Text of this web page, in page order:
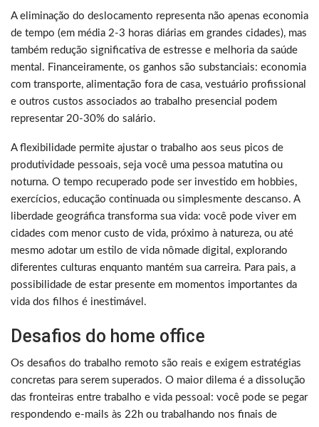
A eliminação do deslocamento representa não apenas economia
de tempo (em média 2-3 horas diárias em grandes cidades), mas
também redução significativa de estresse e melhoria da saúde
mental. Financeiramente, os ganhos são substanciais: economia
com transporte, alimentação fora de casa, vestuário profissional
e outros custos associados ao trabalho presencial podem
representar 20-30% do salário.
A flexibilidade permite ajustar o trabalho aos seus picos de
produtividade pessoais, seja você uma pessoa matutina ou
noturna. O tempo recuperado pode ser investido em hobbies,
exercícios, educação continuada ou simplesmente descanso. A
liberdade geográfica transforma sua vida: você pode viver em
cidades com menor custo de vida, próximo à natureza, ou até
mesmo adotar um estilo de vida nômade digital, explorando
diferentes culturas enquanto mantém sua carreira. Para pais, a
possibilidade de estar presente em momentos importantes da
vida dos filhos é inestimável.
Desafios do home office
Os desafios do trabalho remoto são reais e exigem estratégias
concretas para serem superados. O maior dilema é a dissolução
das fronteiras entre trabalho e vida pessoal: você pode se pegar
respondendo e-mails às 22h ou trabalhando nos finais de